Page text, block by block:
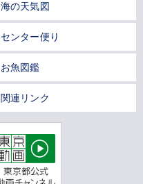
海の天気図
センター便り
お魚図鑑
関連リンク